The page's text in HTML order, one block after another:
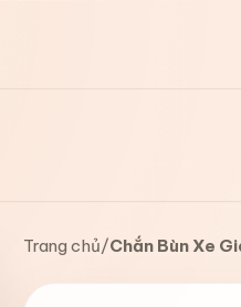
Trang chủ/Chắn Bùn Xe